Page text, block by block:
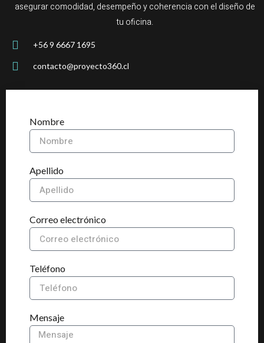
asegurar comodidad, desempeño y coherencia con el diseño de
tu oficina.
+56 9 6667 1695
contacto@proyecto360.cl
Nombre
Apellido
Correo electrónico
Teléfono
Mensaje